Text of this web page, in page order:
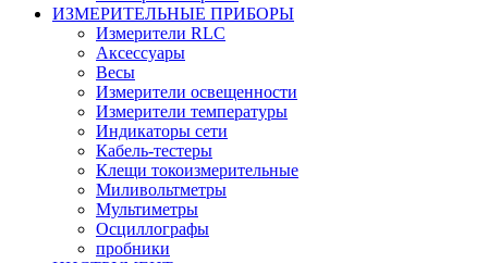
ИЗМЕРИТЕЛЬНЫЕ ПРИБОРЫ
Измерители RLC
Аксессуары
Весы
Измерители освещенности
Измерители температуры
Индикаторы сети
Кабель-тестеры
Клещи токоизмерительные
Миливольтметры
Мультиметры
Осциллографы
пробники